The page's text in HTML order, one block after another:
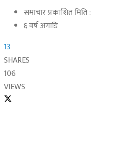
समाचार प्रकाशित मिति :
६ वर्ष अगाडि
13
SHARES
106
VIEWS